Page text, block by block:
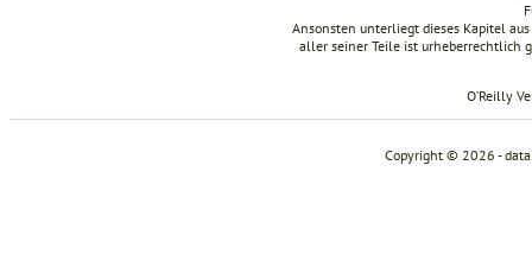
Ansonsten unterliegt dieses Kapitel
aller seiner Teile ist urheberrechtlich
O’Reilly
Copyright © 2026 -